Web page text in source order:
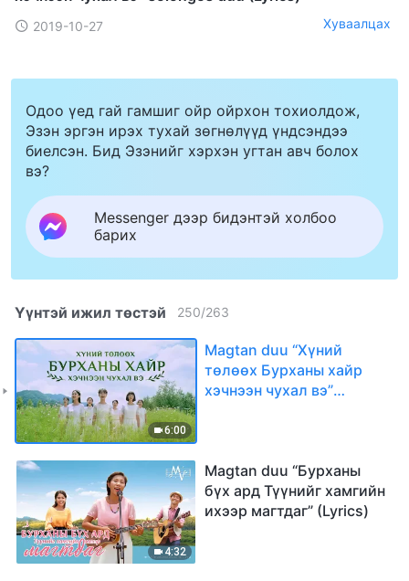
2019-10-27 Хуваалцах
Одоо үед гай гамшиг ойр ойрхон тохиолдож,
Эзэн эргэн ирэх тухай зөгнөлүүд үндсэндээ
биелсэн. Бид Эзэнийг хэрхэн угтан авч болох
вэ?
Messenger дээр бидэнтэй холбоо
барих
Үүнтэй ижил төстэй 250/263
6:00
Magtan duu “Хүний
төлөөх Бурханы хайр
хэчнээн чухал вэ”
4:32
Magtan duu “Бурханы
бүх ард Түүнийг хамгийн
ихээр магтдаг” (Lyrics)